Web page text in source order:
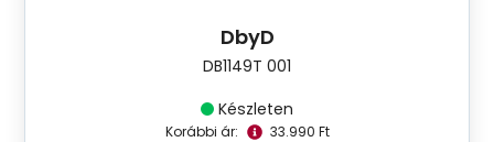
DbyD
DB1149T 001
Készleten
Korábbi ár: 33.990 Ft